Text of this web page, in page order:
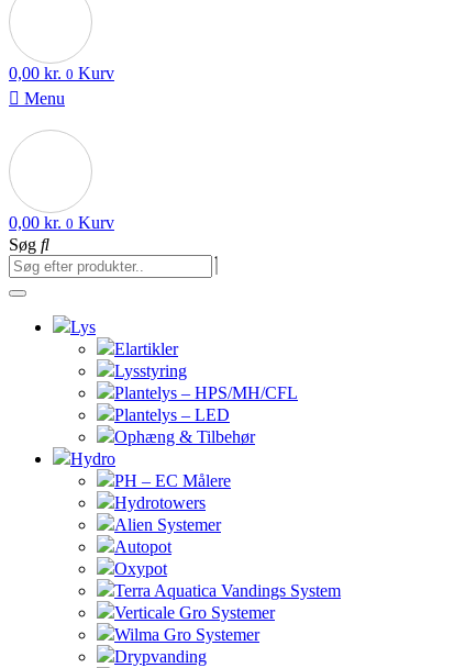
0,00 kr. 0 Kurv
Menu
0,00 kr. 0 Kurv
Søg
Lys
Elartikler
Lysstyring
Plantelys – HPS/MH/CFL
Plantelys – LED
Ophæng & Tilbehør
Hydro
PH – EC Målere
Hydrotowers
Alien Systemer
Autopot
Oxypot
Terra Aquatica Vandings System
Verticale Gro Systemer
Wilma Gro Systemer
Drypvanding